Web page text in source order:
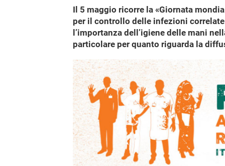
Il 5 maggio ricorre la «Giornata
per il controllo delle infezioni
l’importanza dell’igiene delle mani
particolare per quanto riguarda la